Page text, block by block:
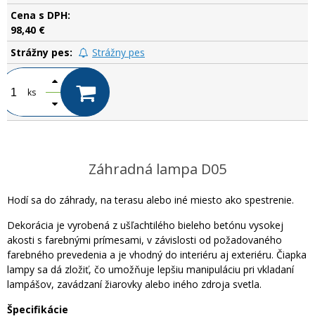
98,40 €
Strážny pes
ks
Záhradná lampa D05
Hodí sa do záhrady, na terasu alebo iné miesto ako spestrenie.
Dekorácia je vyrobená z ušľachtilého bieleho betónu vysokej
akosti s farebnými prímesami, v závislosti od požadovaného
farebného prevedenia a je vhodný do interiéru aj exteriéru. Čiapka
lampy sa dá zložiť, čo umožňuje lepšiu manipuláciu pri vkladaní
lampášov, zavádzaní žiarovky alebo iného zdroja svetla.
Špecifikácie